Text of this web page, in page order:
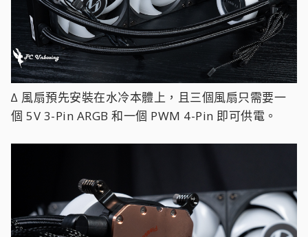
∆ 風扇預先安裝在水冷本體上，且三個風扇只需要一
個 5V 3-Pin ARGB 和一個 PWM 4-Pin 即可供電。